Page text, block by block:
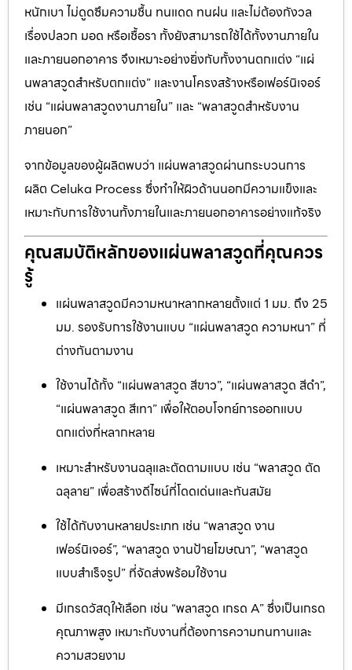
หนักเบา ไม่ดูดซึมความชื้น ทนแดด ทนฝน และไม่ต้องกังวล
เรื่องปลวก มอด หรือเชื้อรา ทั้งยังสามารถใช้ได้ทั้งงานภายใน
และภายนอกอาคาร จึงเหมาะอย่างยิ่งกับทั้งงานตกแต่ง “แผ่
นพลาสวูดสำหรับตกแต่ง” และงานโครงสร้างหรือเฟอร์นิเจอร์
เช่น “แผ่นพลาสวูดงานภายใน” และ “พลาสวูดสำหรับงาน
ภายนอก”
จากข้อมูลของผู้ผลิตพบว่า แผ่นพลาสวูดผ่านกระบวนการ
ผลิต Celuka Process ซึ่งทำให้ผิวด้านนอกมีความแข็งและ
เหมาะกับการใช้งานทั้งภายในและภายนอกอาคารอย่างแท้จริง
คุณสมบัติหลักของแผ่นพลาสวูดที่คุณควร
รู้
แผ่นพลาสวูดมีความหนาหลากหลายตั้งแต่ 1 มม. ถึง 25
มม. รองรับการใช้งานแบบ “แผ่นพลาสวูด ความหนา” ที่
ต่างกันตามงาน
ใช้งานได้ทั้ง “แผ่นพลาสวูด สีขาว”, “แผ่นพลาสวูด สีดำ”,
“แผ่นพลาสวูด สีเทา” เพื่อให้ตอบโจทย์การออกแบบ
ตกแต่งที่หลากหลาย
เหมาะสำหรับงานฉลุและตัดตามแบบ เช่น “พลาสวูด ตัด
ฉลุลาย” เพื่อสร้างดีไซน์ที่โดดเด่นและทันสมัย
ใช้ได้กับงานหลายประเภท เช่น “พลาสวูด งาน
เฟอร์นิเจอร์”, “พลาสวูด งานป้ายโฆษณา”, “พลาสวูด
แบบสำเร็จรูป” ที่จัดส่งพร้อมใช้งาน
มีเกรดวัสดุให้เลือก เช่น “พลาสวูด เกรด A” ซึ่งเป็นเกรด
คุณภาพสูง เหมาะกับงานที่ต้องการความทนทานและ
ความสวยงาม